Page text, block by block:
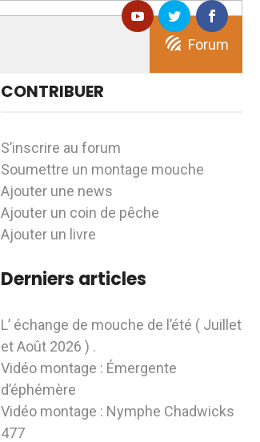
Forum
CONTRIBUER
S’inscrire au forum
Soumettre un montage mouche
Ajouter une news
Ajouter un coin de pêche
Ajouter un livre
Derniers articles
L’ échange de mouche de l’été ( Juillet
et Août 2026 ) .
Vidéo montage : Émergente
d’éphémère
Vidéo montage : Nymphe Chadwicks
477